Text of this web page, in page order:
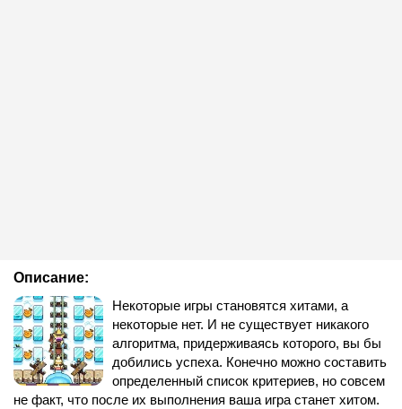
Описание:
Некоторые игры становятся хитами, а
некоторые нет. И не существует никакого
алгоритма, придерживаясь которого, вы бы
добились успеха. Конечно можно составить
определенный список критериев, но совсем
не факт, что после их выполнения ваша игра станет хитом.